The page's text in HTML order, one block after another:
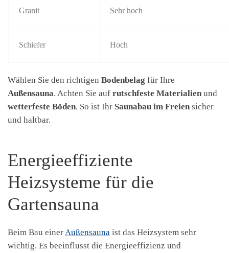
Granit Sehr hoch
Schiefer Hoch
Wählen Sie den richtigen Bodenbelag für Ihre
Außensauna. Achten Sie auf rutschfeste Materialien und
wetterfeste Böden. So ist Ihr Saunabau im Freien sicher
und haltbar.
Energieeffiziente
Heizsysteme für die
Gartensauna
Beim Bau einer Außensauna ist das Heizsystem sehr
wichtig. Es beeinflusst die Energieeffizienz und